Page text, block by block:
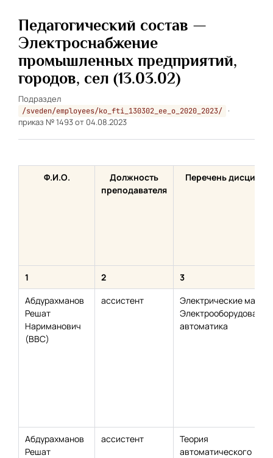
Педагогический состав —
Электроснабжение
промышленных предприятий,
городов, сел (13.03.02)
Подраздел
/sveden/employees/ko_fti_130302_ee_o_2020_2023/
·
приказ № 1493 от 04.08.2023
Ф.И.О.
Должность
преподавателя
Перечень
1 2
3
Абдурахманов
Решат
Нариманович
(ВВС)
ассистент
Электрические
автоматика
Абдурахманов
Решат
ассистент
Теория
автоматического